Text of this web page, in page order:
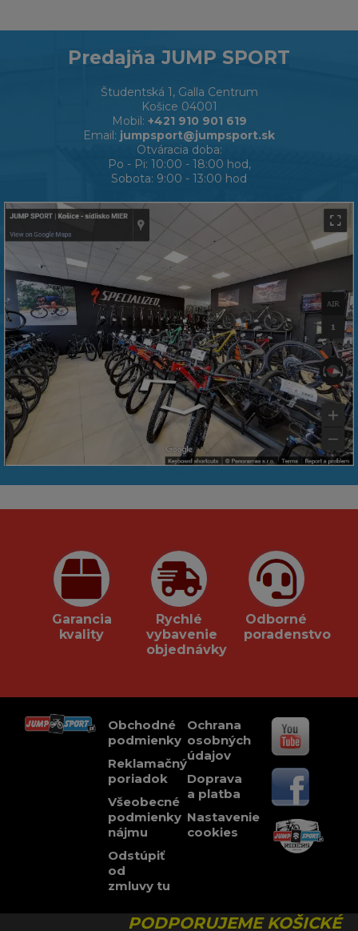
Predajňa JUMP SPORT
Študentská 1, Galla Centrum
Košice 04001
Mobil: +421 910 901 619
Email: jumpsport@jumpsport.sk
Otváracia doba:
Po - Pi: 10:00 - 18:00 hod,
Sobota: 9:00 - 13:00 hod
Garancia
kvality
Rychlé
vybavenie
objednávky
Odborné
poradenstvo
Obchodné
podmienky
Reklamačný
poriadok
Všeobecné
podmienky
nájmu
Odstúpiť
od
zmluvy tu
Ochrana
osobných
údajov
Doprava
a platba
Nastavenie
cookies
PODPORUJEME KOŠICKÉ